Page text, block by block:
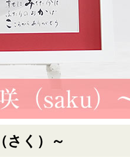
く）～